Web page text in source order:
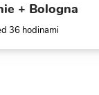
+ Bologna
36 hodinami